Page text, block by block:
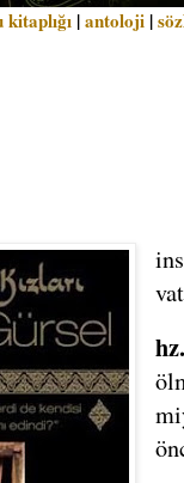
kitaplığı |antoloji |